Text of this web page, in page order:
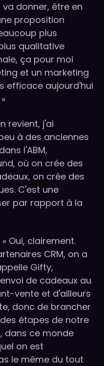
donner, être en
proposition
plus
qualitative
ça pour moi
et un marketing
efficace aujourd'hui
revient, j'ai
à des anciennes
l'ABM,
où on crée des
on crée des
C'est une
par rapport à la
Oui, clairement.
CRM, on a
Gifty,
de cadeaux au
vente et d'ailleurs
donc de brancher
étapes de notre
dans ce monde
on est
le même du tout